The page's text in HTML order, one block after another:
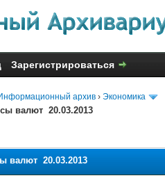
Зарегистрироваться
архив › Экономика
валют 20.03.2013
валют 20.03.2013